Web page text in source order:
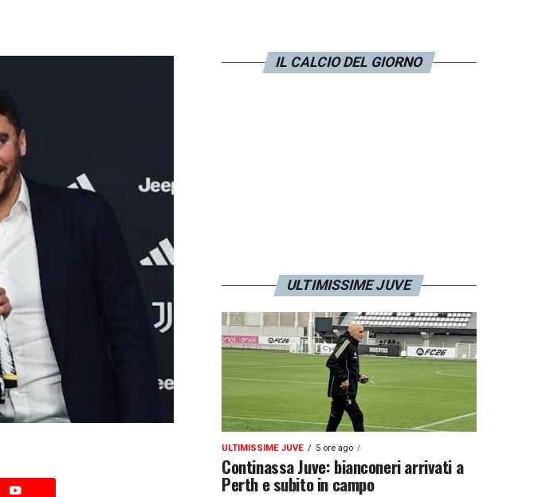
IL CALCIO DEL GIORNO
ULTIMISSIME JUVE
ULTIMISSIME JUVE 5 ore ago
Continassa Juve: bianconeri arrivati a
Perth e subito in campo